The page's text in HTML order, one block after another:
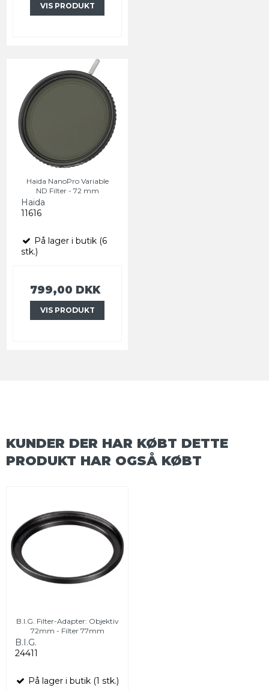
VIS PRODUKT
Haida NanoPro Variable
ND Filter - 72 mm
Haida
11616
På lager i butik (6
stk.)
799,00 DKK
VIS PRODUKT
KUNDER DER HAR KØBT DETTE
PRODUKT HAR OGSÅ KØBT
B.I.G. Filter-Adapter: Objektiv
72mm - Filter 77mm
B.I.G.
24411
På lager i butik (1 stk.)